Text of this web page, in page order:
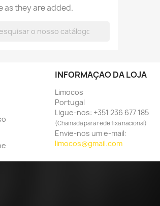
×
as they are added.
INFORMAÇÃO DA LOJA
Limocos
Portugal
Ligue-nos: +351 236 677 185
(Chamada para rede fixa nacional)
Envie-nos um e-mail:
limocos@gmail.com